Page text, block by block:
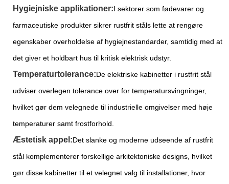
Hygiejniske applikationer:I sektorer som fødevarer og
farmaceutiske produkter sikrer rustfrit ståls lette at rengøre
egenskaber overholdelse af hygiejnestandarder, samtidig med at
det giver et holdbart hus til kritisk elektrisk udstyr.
Temperaturtolerance:De elektriske kabinetter i rustfrit stål
udviser overlegen tolerance over for temperatursvingninger,
hvilket gør dem velegnede til industrielle omgivelser med høje
temperaturer samt frostforhold.
Æstetisk appel:Det slanke og moderne udseende af rustfrit
stål komplementerer forskellige arkitektoniske designs, hvilket
gør disse kabinetter til et velegnet valg til installationer, hvor